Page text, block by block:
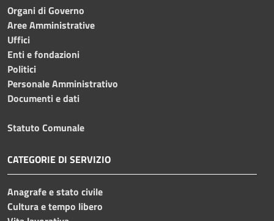
Organi di Governo
Aree Amministrative
Uffici
Enti e fondazioni
Politici
Personale Amministrativo
Documenti e dati
Statuto Comunale
CATEGORIE DI SERVIZIO
Anagrafe e stato civile
Cultura e tempo libero